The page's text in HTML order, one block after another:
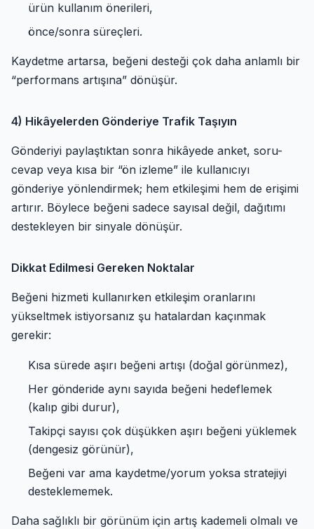
ürün kullanım önerileri,
önce/sonra süreçleri.
Kaydetme artarsa, beğeni desteği çok daha anlamlı bir
“performans artışına” dönüşür.
4) Hikâyelerden Gönderiye Trafik Taşıyın
Gönderiyi paylaştıktan sonra hikâyede anket, soru-
cevap veya kısa bir “ön izleme” ile kullanıcıyı
gönderiye yönlendirmek; hem etkileşimi hem de erişimi
artırır. Böylece beğeni sadece sayısal değil, dağıtımı
destekleyen bir sinyale dönüşür.
Dikkat Edilmesi Gereken Noktalar
Beğeni hizmeti kullanırken etkileşim oranlarını
yükseltmek istiyorsanız şu hatalardan kaçınmak
gerekir:
Kısa sürede aşırı beğeni artışı (doğal görünmez),
Her gönderide aynı sayıda beğeni hedeflemek
(kalıp gibi durur),
Takipçi sayısı çok düşükken aşırı beğeni yüklemek
(dengesiz görünür),
Beğeni var ama kaydetme/yorum yoksa stratejiyi
desteklememek.
Daha sağlıklı bir görünüm için artış kademeli olmalı ve